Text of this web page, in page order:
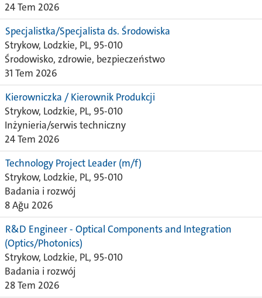
24 Tem 2026
Specjalistka/Specjalista ds. Środowiska
Strykow, Lodzkie, PL, 95-010
Środowisko, zdrowie, bezpieczeństwo
31 Tem 2026
Kierowniczka / Kierownik Produkcji
Strykow, Lodzkie, PL, 95-010
Inżynieria/serwis techniczny
24 Tem 2026
Technology Project Leader (m/f)
Strykow, Lodzkie, PL, 95-010
Badania i rozwój
8 Ağu 2026
R&D Engineer - Optical Components and Integration
(Optics/Photonics)
Strykow, Lodzkie, PL, 95-010
Badania i rozwój
28 Tem 2026